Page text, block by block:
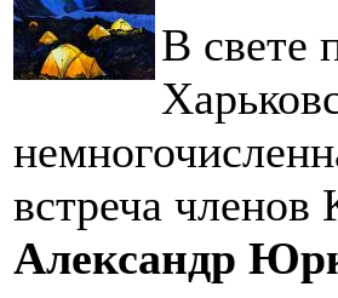
В свете
встреча членов
Александр